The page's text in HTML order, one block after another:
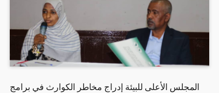
المجلس الأعلى للبيئة إدراج مخاطر الكوارث في برامج